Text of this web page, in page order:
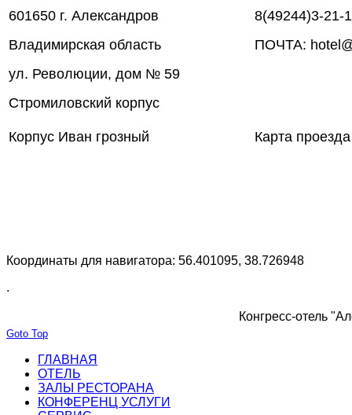
601650 г. Александров
Владимирская область
ул. Революции, дом № 59
Стромиловский корпус
Корпус Иван грозный
8(49244)3-21-
ПОЧТА:
Карта
Координаты для навигатора: 56.401095, 38.726948
.
Конгресс-отель
Goto Top
ГЛАВНАЯ
ОТЕЛЬ
ЗАЛЫ РЕСТОРАНА
КОНФЕРЕНЦ УСЛУГИ